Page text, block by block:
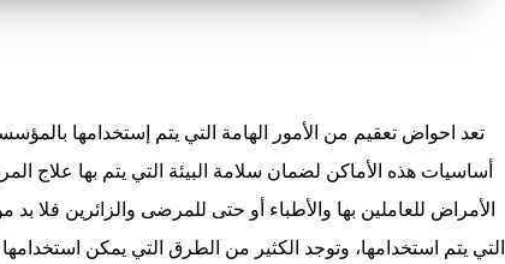
تعد احواض تعقيم من الأمور الهامة التي يتم إستخدامها
أساسيات هذه الأماكن لضمان سلامة البيئة التي يتم بها علاج
الأمراض للعاملين بها والأطباء أو حتى للمرضى والزائرين فلا
التي يتم استخدامها، وتوجد الكثير من الطرق التي يمكن